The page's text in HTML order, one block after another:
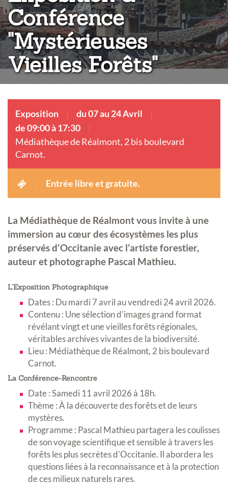
Conférence
"Mystérieuses
Vieilles Forêts"
Exposition
du 07 au 24 Avril
de 09:00 à 17:30
Médiathèque de Réalmont, 2 bis boulevard
Carnot.
Entrée libre et gratuite.
La Médiathèque de Réalmont vous invite à une
immersion au cœur des écosystèmes les plus
préservés d'Occitanie avec l'artiste forestier,
auteur et photographe Pascal Mathieu.
L'Exposition Photographique
Dates : Du mardi 7 avril au vendredi 24 avril 2026.
Contenu : Une sélection d'images grand format
révélant vingt et une vieilles forêts régionales,
véritables archives vivantes de la biodiversité.
Lieu : Médiathèque de Réalmont, 2 bis boulevard
Carnot.
La Conférence-Rencontre
Date : Samedi 11 avril 2026 à 18h.
Thème : À la découverte des forêts et de leurs
mystères.
Programme : Pascal Mathieu partagera les coulisses
de son voyage scientifique et sensible à travers les
forêts les plus secrètes d'Occitanie. Il abordera les
questions liées à la reconnaissance et à la protection
de ces milieux naturels rares.